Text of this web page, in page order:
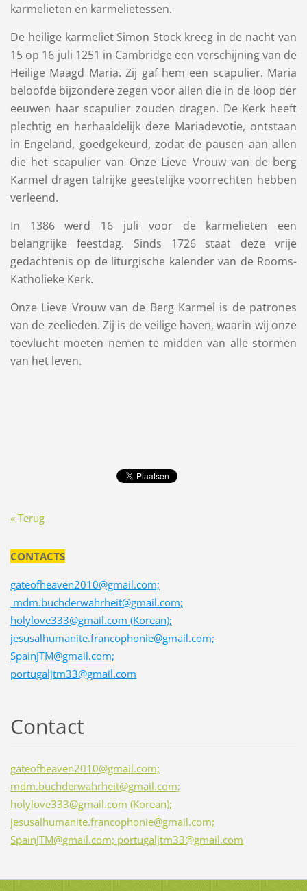
karmelieten en karmelietessen.
De heilige karmeliet Simon Stock kreeg in de nacht van
15 op 16 juli 1251 in Cambridge een verschijning van de
Heilige Maagd Maria. Zij gaf hem een scapulier. Maria
beloofde bijzondere zegen voor allen die in de loop der
eeuwen haar scapulier zouden dragen. De Kerk heeft
plechtig en herhaaldelijk deze Mariadevotie, ontstaan
in Engeland, goedgekeurd, zodat de pausen aan allen
die het scapulier van Onze Lieve Vrouw van de berg
Karmel dragen talrijke geestelijke voorrechten hebben
verleend.
In 1386 werd 16 juli voor de karmelieten een
belangrijke feestdag. Sinds 1726 staat deze vrije
gedachtenis op de liturgische kalender van de Rooms-
Katholieke Kerk.
Onze Lieve Vrouw van de Berg Karmel is de patrones
van de zeelieden. Zij is de veilige haven, waarin wij onze
toevlucht moeten nemen te midden van alle stormen
van het leven.
« Terug
CONTACTS
gateofheaven2010@gmail.com;
mdm.buchderwahrheit@gmail.com;
holylove333@gmail.com (Korean);
jesusalhumanite.francophonie@gmail.com;
SpainJTM@gmail.com;
portugaljtm33@gmail.com
Contact
gateofheaven2010@gmail.com;
mdm.buchderwahrheit@gmail.com;
holylove333@gmail.com (Korean);
jesusalhumanite.francophonie@gmail.com;
SpainJTM@gmail.com; portugaljtm33@gmail.com